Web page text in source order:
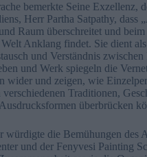
bemerkte Seine Exzellenz,
Herr Partha Satpathy, dass
Raum überschreitet und
Welt Anklang findet. Sie dient
und Verständnis zwischen
und Werk spiegeln die
wider und zeigen, wie
Traditionen,
überbrücken
würdigte die Bemühungen des
und der Fenyvesi Painting